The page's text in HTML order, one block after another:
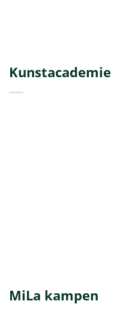
Kunstacademie
MiLa kampen